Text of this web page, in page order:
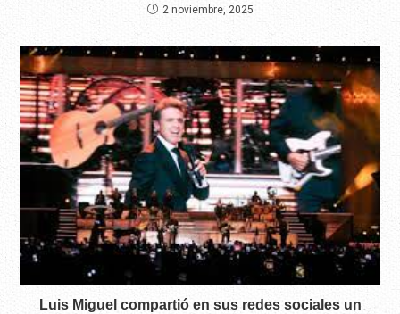
2 noviembre, 2025
Luis Miguel compartió en sus redes sociales un